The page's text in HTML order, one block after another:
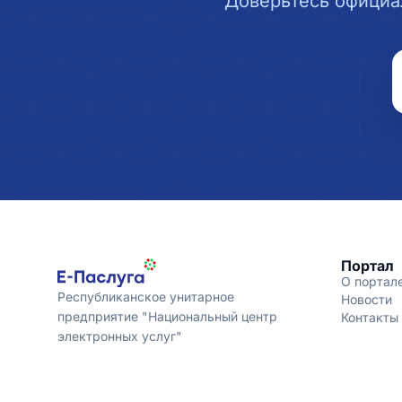
Республиканское унитарное
предприятие "Национальный центр
электронных услуг"
Портал
О
Новости
Контакты